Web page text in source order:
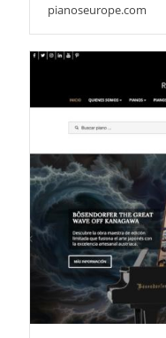
pianoseurope.com